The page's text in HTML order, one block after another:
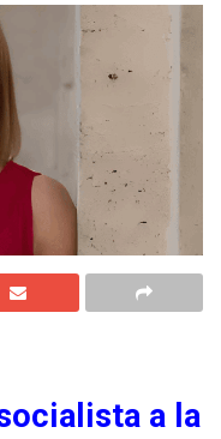
a la